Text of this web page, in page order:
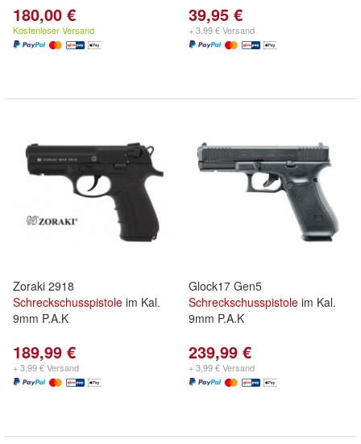
180,00 €
Kostenloser Versand
39,95 €
+ 3,99 € Versand
Zoraki 2918
Schreckschusspistole im Kal.
9mm P.A.K
189,99 €
+ 3,99 € Versand
Glock17 Gen5
Schreckschusspistole im Kal.
9mm P.A.K
239,99 €
+ 3,99 € Versand